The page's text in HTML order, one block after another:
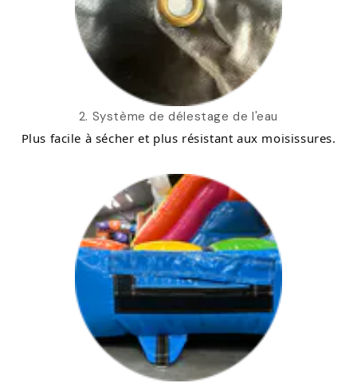
2. Système de délestage de l'eau
Plus facile à sécher et plus résistant aux moisissures.